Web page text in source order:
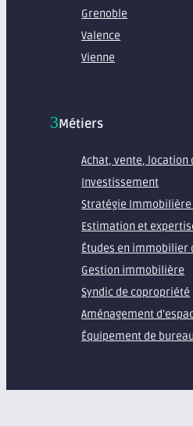
Grenoble
Valence
Vienne
Métiers
Achat, vente, location
Investissement
Stratégie Immobilière
Estimation et
Études en immobilier
Gestion immobilière
Syndic de copropriété
Aménagement
Équipement de